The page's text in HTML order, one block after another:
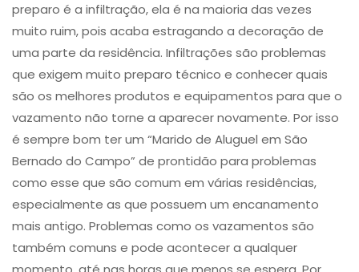
preparo é a ​infiltração​, ela é na maioria das vezes
muito ruim, pois acaba estragando a decoração de
uma parte da residência. Infiltrações são problemas
que exigem muito preparo técnico e conhecer quais
são os melhores produtos e equipamentos para que o
vazamento não torne a aparecer novamente. Por isso
é sempre bom ter um “Marido de Aluguel em São
Bernado do Campo” de prontidão para problemas
como esse que são comum em várias residências,
especialmente as que possuem um encanamento
mais antigo. Problemas como os ​vazamentos são
também comuns e pode acontecer a qualquer